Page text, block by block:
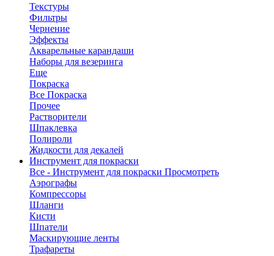
Текстуры
Фильтры
Чернение
Эффекты
Акварельные карандаши
Наборы для везеринга
Еще
Покраска
Все Покраска
Прочее
Растворители
Шпаклевка
Полироли
Жидкости для декалей
Инструмент для покраски
Все - Инструмент для покраски Просмотреть
Аэрографы
Компрессоры
Шланги
Кисти
Шпатели
Маскирующие ленты
Трафареты